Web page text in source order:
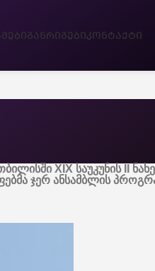
ᲒᲐᲜᲠᲘᲒᲔᲑᲘᲙᲝᲜᲢᲐᲥᲢᲘ
XIX საუკუნის II
ჯერ ანსამბლის